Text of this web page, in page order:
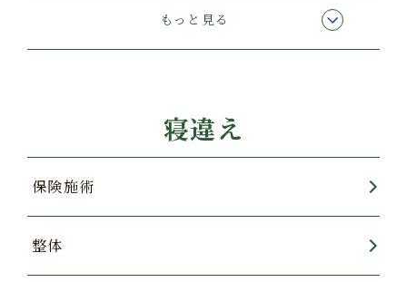
もっと見る
寝違え
保険施術
整体